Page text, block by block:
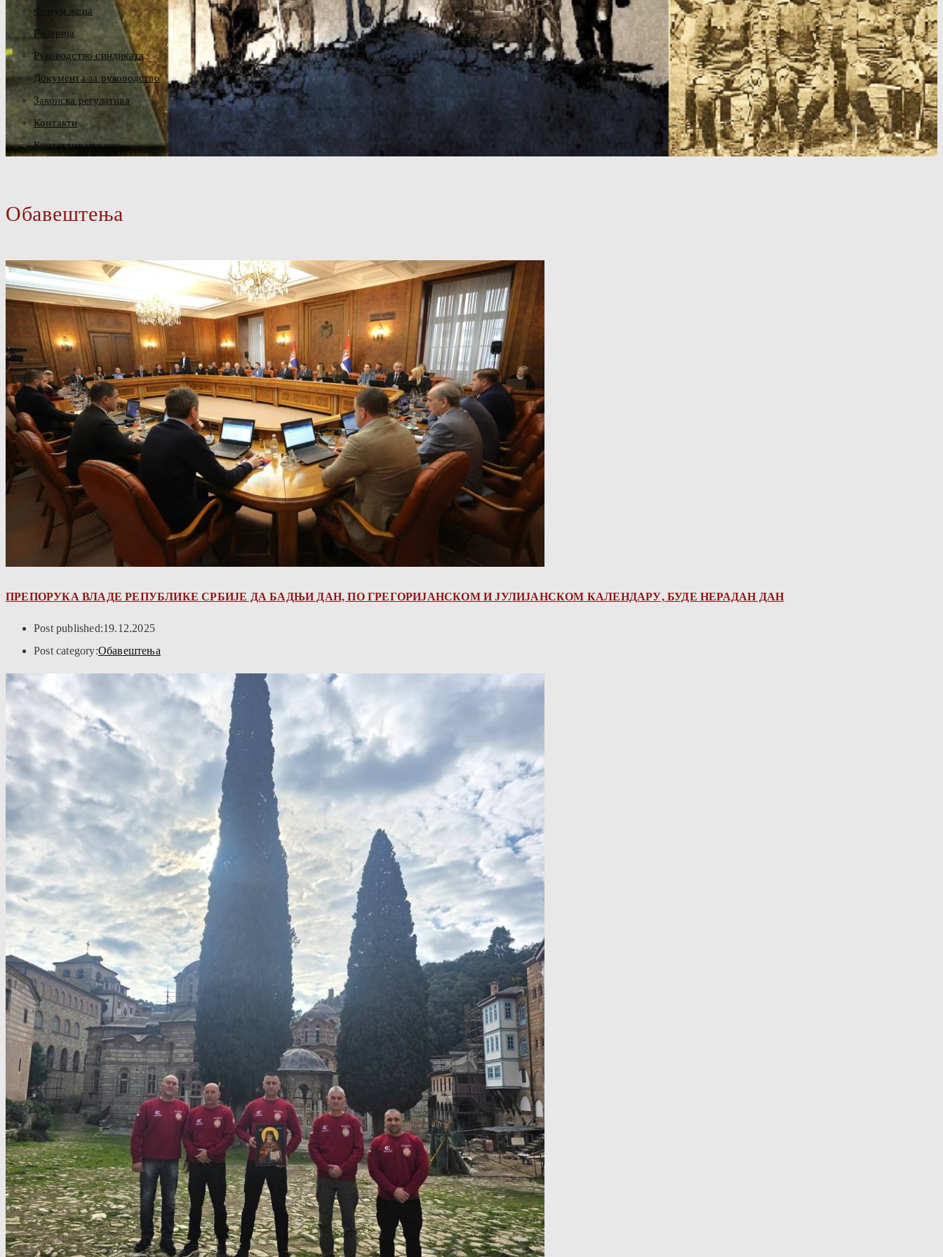
Форум жена
Галерија
Руководство синдиката
Документа за руководство
Законска регулатива
Контакти
Контактирајте нас
Обавештења
ПРЕПОРУКА ВЛАДЕ РЕПУБЛИКЕ СРБИЈЕ ДА БАДЊИ ДАН, ПО ГРЕГОРИЈАНСКОМ И ЈУЛИЈАНСКОМ КАЛЕНДАРУ, БУДЕ НЕРАДАН ДАН
Post published:19.12.2025
Post category:Обавештења